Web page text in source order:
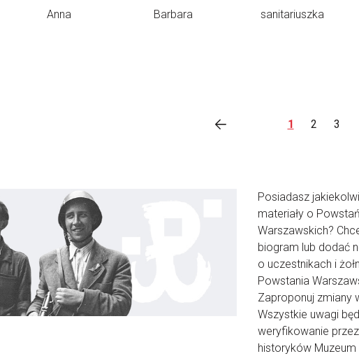
Anna Barbara sanitariuszka
1 2 3
Posiadasz
materiały o
Warszawskich?
biogram lub dodać
o uczestnikach i
Powstania
Zaproponuj zmiany
Wszystkie uwagi
weryfikowanie
historyków